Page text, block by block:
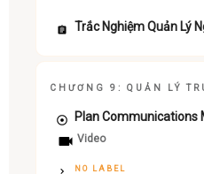
Trắc Nghiệm Quản Lý
CHƯƠNG 9: QUẢN LÝ
Plan Communications
Video
NO LABEL